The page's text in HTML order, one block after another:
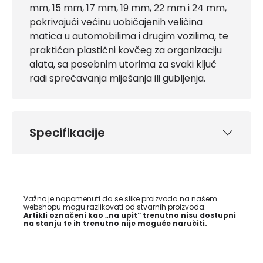
mm, 15 mm, 17 mm, 19 mm, 22 mm i 24 mm,
pokrivajući većinu uobičajenih veličina
matica u automobilima i drugim vozilima, te
praktičan plastični kovčeg za organizaciju
alata, sa posebnim utorima za svaki ključ
radi sprečavanja miješanja ili gubljenja.
Specifikacije
Važno je napomenuti da se slike proizvoda na našem
webshopu mogu razlikovati od stvarnih proizvoda.
Artikli označeni kao „na upit“ trenutno nisu dostupni
na stanju te ih trenutno nije moguće naručiti.